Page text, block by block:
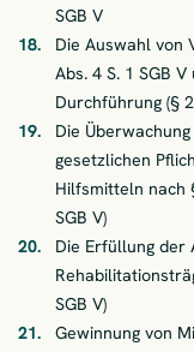
SGB V
Die Auswahl von
Abs. 4 S. 1 SGB
Durchführung (§
Die
gesetzlichen
Hilfsmitteln nach
SGB V)
Die Erfüllung der
SGB V)
Gewinnung von